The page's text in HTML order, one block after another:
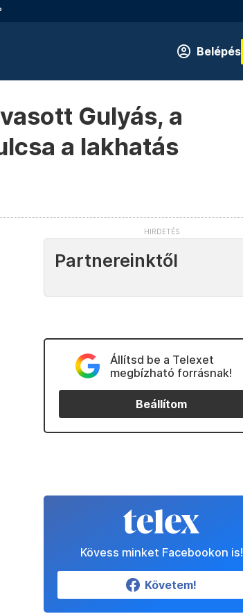
Belépés
Gulyás, a
a lakhatás
Partnereinktől
Állítsd be a Telexet
megbízható forrásnak!
Beállítom
Kövess minket Facebookon is!
Követem!